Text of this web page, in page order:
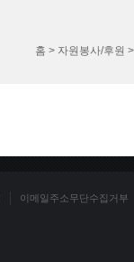
홈 > 자원봉사/후원 >
이메일주소무단수집거부